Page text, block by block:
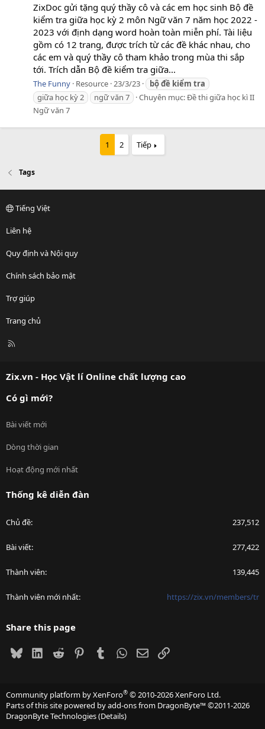
ZixDoc gửi tặng quý thầy cô và các em học sinh Bộ đề
kiểm tra giữa học kỳ 2 môn Ngữ văn 7 năm học 2022 -
2023 với định dạng word hoàn toàn miễn phí. Tài liệu
gồm có 12 trang, được trích từ các đề khác nhau, cho
các em và quý thầy cô tham khảo trong mùa thi sắp
tới. Trích dẫn Bộ đề kiểm tra giữa...
The Funny Resource 23/3/23 bộđề kiểm tra
giữa học kỳ 2
ngữ văn 7 Chuyên mục:Đề thi giữa học kì II
Ngữ văn 7
1 2 Tiếp
Tags
Tiếng Việt
Liên hệ
Quy định và Nội quy
Chính sách bảo mật
Trợ giúp
Trang chủ
R
Zix.vn - Học Vật lí Online chất lượng cao
Có gì mới?
Bài viết mới
Dòng thời gian
Hoạt động mới nhất
Thống kê diễn đàn
Chủ đề 237,512
Bài viết 277,422
Thành viên 139,445
Thành viên mới nhất https://zix.vn/members/tr
Share this page
BlueskyLinkedIn
Reddit PinterestTumblrWhatsApp
EmailLink
Community platform by XenForo® © 2010-2026 XenForo Ltd.
Parts of this site powered byadd-ons from DragonByte™©2011-2026
DragonByte Technologies(Details)